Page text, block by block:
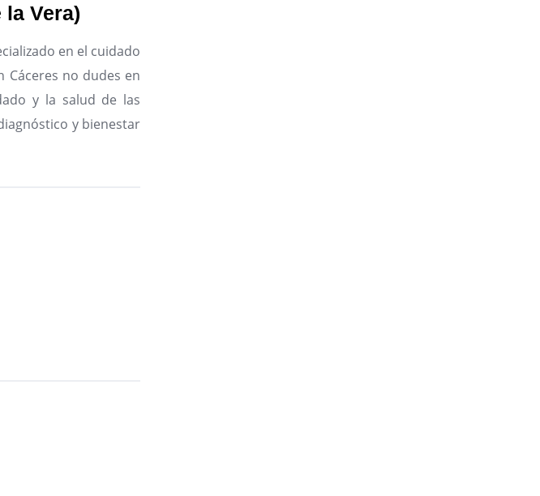
Vera)
en el cuidado
Cáceres no dudes en
y la salud de las
y bienestar